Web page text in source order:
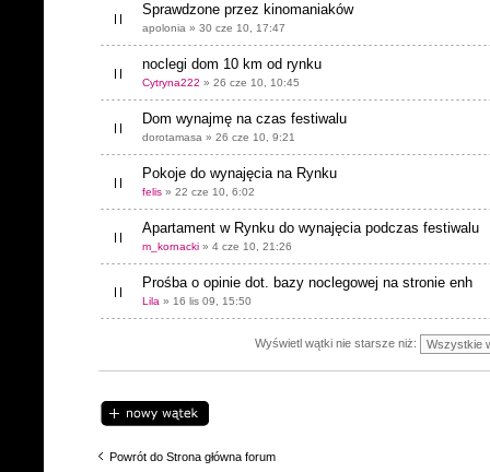
Sprawdzone przez kinomaniaków
apolonia » 30 cze 10, 17:47
noclegi dom 10 km od rynku
Cytryna222 » 26 cze 10, 10:45
Dom wynajmę na czas festiwalu
dorotamasa » 26 cze 10, 9:21
Pokoje do wynajęcia na Rynku
felis » 22 cze 10, 6:02
Apartament w Rynku do wynajęcia podczas festiwalu
m_kornacki » 4 cze 10, 21:26
Prośba o opinie dot. bazy noclegowej na stronie enh
Lila » 16 lis 09, 15:50
Wyświetl wątki nie starsze niż:
Napisz wątek
Powrót do Strona główna forum